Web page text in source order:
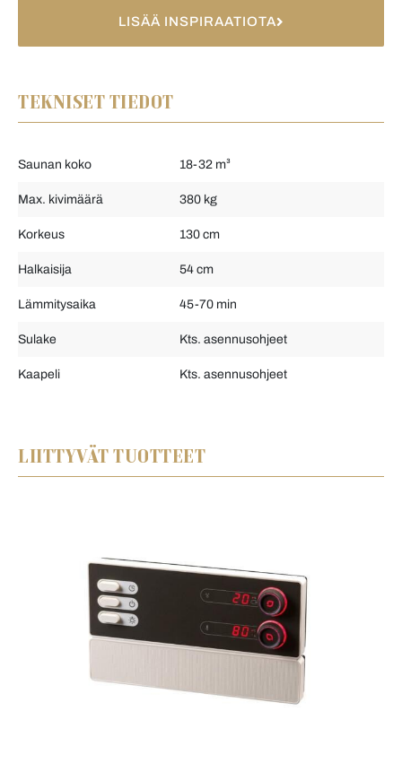
LISÄÄ INSPIRAATIOTA
TEKNISET TIEDOT
Saunan koko 18-32 m³
Max. kivimäärä 380 kg
Korkeus 130 cm
Halkaisija 54 cm
Lämmitysaika 45-70 min
Sulake Kts. asennusohjeet
Kaapeli Kts. asennusohjeet
LIITTYVÄT TUOTTEET